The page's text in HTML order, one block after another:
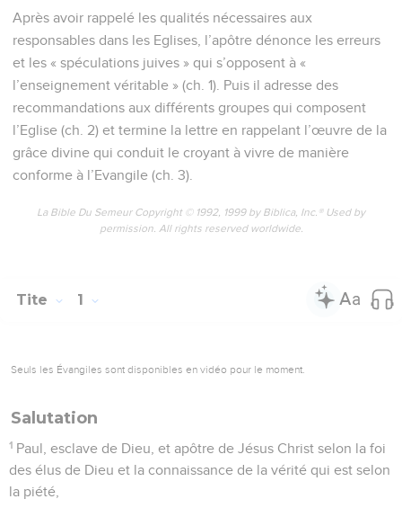
Après avoir rappelé les qualités nécessaires aux
responsables dans les Eglises, l’apôtre dénonce les erreurs
et les « spéculations juives » qui s’opposent à «
l’enseignement véritable » (ch. 1). Puis il adresse des
recommandations aux différents groupes qui composent
l’Eglise (ch. 2) et termine la lettre en rappelant l’œuvre de la
grâce divine qui conduit le croyant à vivre de manière
conforme à l’Evangile (ch. 3).
La Bible Du Semeur Copyright © 1992, 1999 by Biblica, Inc.® Used by
permission. All rights reserved worldwide.
Tite 1
Seuls les Évangiles sont disponibles en vidéo pour le moment.
Salutation
1 Paul, esclave de Dieu, et apôtre de Jésus Christ selon la foi
des élus de Dieu et la connaissance de la vérité qui est selon
la piété,